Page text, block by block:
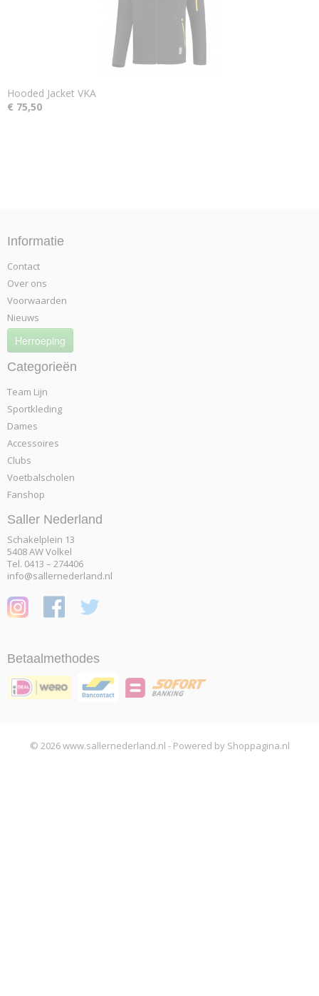
Hooded Jacket VKA
€ 75,50
Informatie
Contact
Over ons
Voorwaarden
Nieuws
Herroeping
Categorieën
Team Lijn
Sportkleding
Dames
Accessoires
Clubs
Voetbalscholen
Fanshop
Saller Nederland
Schakelplein 13
5408 AW Volkel
Tel. 0413 – 274406
info@sallernederland.nl
Betaalmethodes
© 2026 www.sallernederland.nl - Powered by Shoppagina.nl